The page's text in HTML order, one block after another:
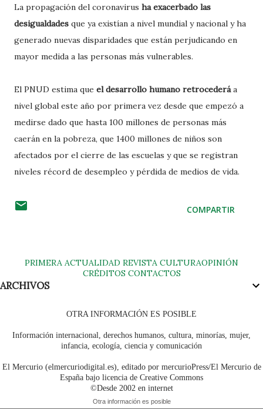
La propagación del coronavirus ha exacerbado las
desigualdades que ya existían a nivel mundial y nacional y ha
generado nuevas disparidades que están perjudicando en
mayor medida a las personas más vulnerables.
El PNUD estima que el desarrollo humano retrocederáa
nivel global este año por primera vez desde que empezó a
medirse dado que hasta 100 millones de personas más
caerán en la pobreza, que 1400 millones de niños son
afectados por el cierre de las escuelas y que se registran
niveles récord de desempleo y pérdida de medios de vida.
COMPARTIR
PRIMERA ACTUALIDAD REVISTA CULTURAOPINIÓN
CRÉDITOSCONTACTOS
ARCHIVOS
OTRA INFORMACIÓN ES POSIBLE
Información internacional, derechos humanos, cultura, minorías, mujer,
infancia, ecología, ciencia y comunicación
El Mercurio (elmercuriodigital.es), editado por mercurioPress/El Mercurio de
España bajo licencia de Creative Commons
©Desde 2002 en internet
Otra información es posible